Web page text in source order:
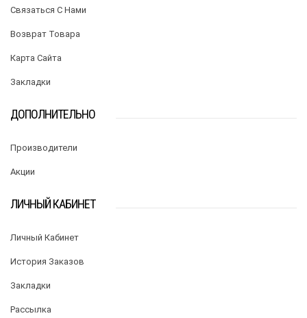
Связаться С Нами
Возврат Товара
Карта Сайта
Закладки
ДОПОЛНИТЕЛЬНО
Производители
Акции
ЛИЧНЫЙ КАБИНЕТ
Личный Кабинет
История Заказов
Закладки
Рассылка